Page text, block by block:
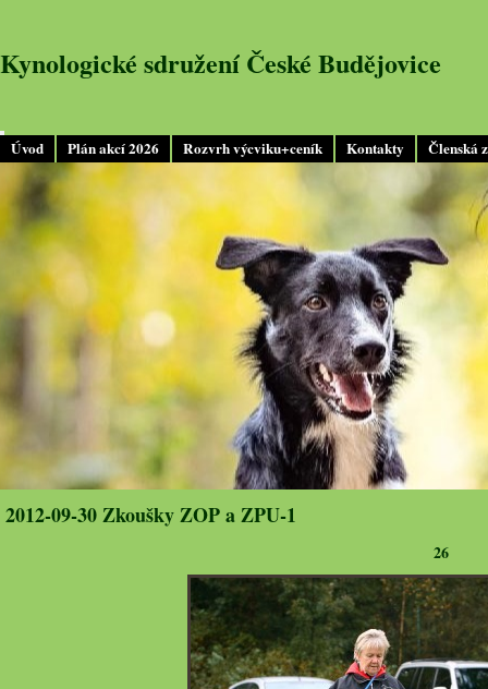
Úvod Plán akcí 2026 Rozvrh výcviku+ceník Kontakty Členská
Kynologické sdružení České Budějovice
2012-09-30 Zkoušky ZOP a ZPU-1
26